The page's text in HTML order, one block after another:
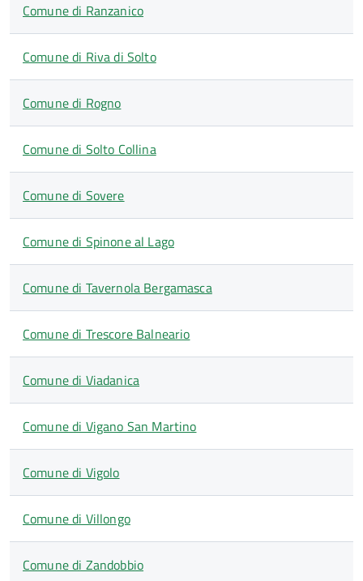
Comune di Ranzanico
Comune di Riva di Solto
Comune di Rogno
Comune di Solto Collina
Comune di Sovere
Comune di Spinone al Lago
Comune di Tavernola Bergamasca
Comune di Trescore Balneario
Comune di Viadanica
Comune di Vigano San Martino
Comune di Vigolo
Comune di Villongo
Comune di Zandobbio